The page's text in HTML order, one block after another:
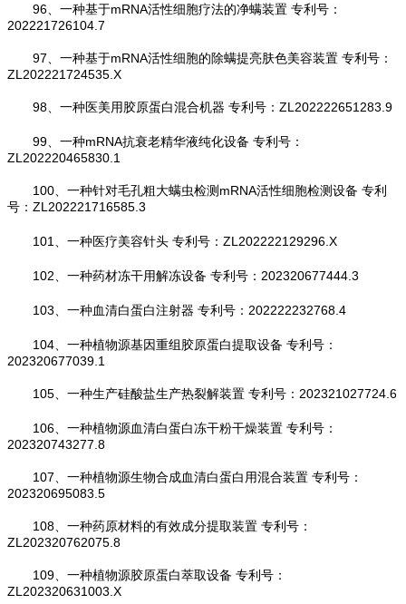
96、一种基于mRNA活性细胞疗法的净螨装置 专利号：
202221726104.7
97、一种基于mRNA活性细胞的除螨提亮肤色美容装置 专利号：
ZL202221724535.X
98、一种医美用胶原蛋白混合机器 专利号：ZL202222651283.9
99、一种mRNA抗衰老精华液纯化设备 专利号：
ZL202220465830.1
100、一种针对毛孔粗大螨虫检测mRNA活性细胞检测设备 专利
号：ZL202221716585.3
101、一种医疗美容针头 专利号：ZL202222129296.X
102、一种药材冻干用解冻设备 专利号：202320677444.3
103、一种血清白蛋白注射器 专利号：202222232768.4
104、一种植物源基因重组胶原蛋白提取设备 专利号：
202320677039.1
105、一种生产硅酸盐生产热裂解装置 专利号：202321027724.6
106、一种植物源血清白蛋白冻干粉干燥装置 专利号：
202320743277.8
107、一种植物源生物合成血清白蛋白用混合装置 专利号：
202320695083.5
108、一种药原材料的有效成分提取装置 专利号：
ZL202320762075.8
109、一种植物源胶原蛋白萃取设备 专利号：
ZL202320631003.X